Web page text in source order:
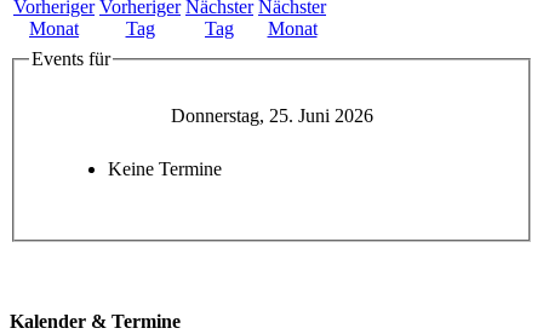
Events für
Donnerstag, 25. Juni 2026
Keine Termine
Kalender & Termine